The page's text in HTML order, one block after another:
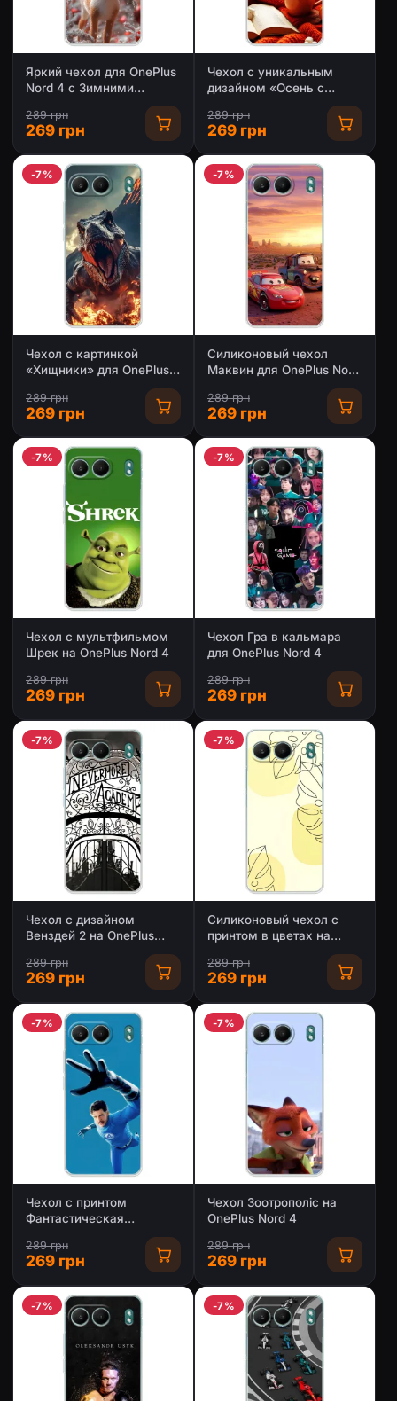
Яркий чехол для OnePlus
Nord 4 с Зимними
289 грн
269 грн
Чехол с уникальным
дизайном «Осень с
кофе» для OnePlus Nord 4
289 грн
269 грн
-7%
Чехол с картинкой
«Хищники» для OnePlus
289 грн
269 грн
-7%
Силиконовый чехол
Маквин для OnePlus Nord
289 грн
269 грн
-7%
Чехол с мультфильмом
Шрек на OnePlus Nord 4
289 грн
269 грн
-7%
Чехол Гра в кальмара
для OnePlus Nord 4
289 грн
269 грн
-7%
Чехол с дизайном
Венздей 2 на OnePlus
289 грн
269 грн
-7%
Силиконовый чехол с
принтом в цветах на
289 грн
269 грн
-7%
Чехол с принтом
Фантастическая
четверка для OnePlus
Nord 4
289 грн
269 грн
-7%
Чехол Зоотрополіс на
OnePlus Nord 4
289 грн
269 грн
-7% -7%